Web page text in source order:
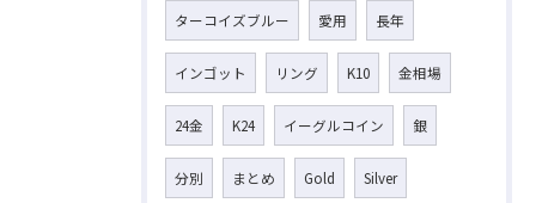
ターコイズブルー 愛用 長年
インゴット リング K10 金相場
24金 K24 イーグルコイン 銀
分別 まとめ Gold Silver